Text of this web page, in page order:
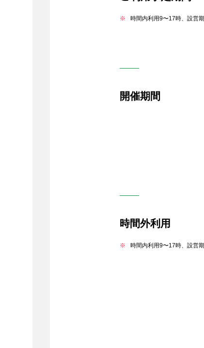
時間内利用9〜17時、設営
開催期間
時間外利用
時間内利用9〜17時、設営